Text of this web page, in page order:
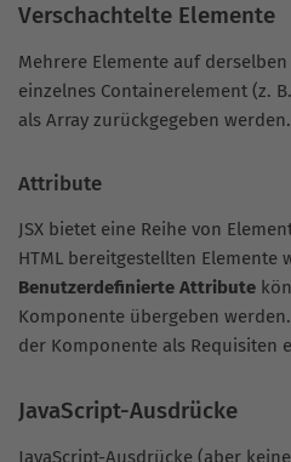
Verschachtelte Elemente
Mehrere Elemente auf
einzelnes Containerelement (z.
als Array zurückgegeben werden.
Attribute
JSX bietet eine Reihe von
HTML bereitgestellten Elemente
Benutzerdefinierte Attribute
Komponente übergeben
der Komponente als Requisiten
JavaScript-Ausdrücke
JavaScript-Ausdrücke (aber